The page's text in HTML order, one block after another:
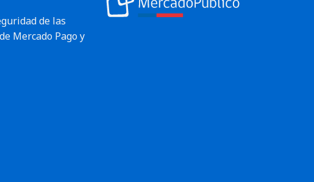
de las
Mercado Pago y